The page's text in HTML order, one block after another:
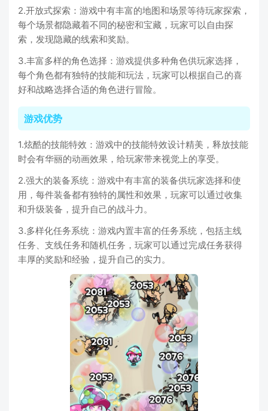
2.开放式探索：游戏中有丰富的地图和场景等待玩家探索，
每个场景都隐藏着不同的秘密和宝藏，玩家可以自由探
索，发现隐藏的线索和奖励。
3.丰富多样的角色选择：游戏提供多种角色供玩家选择，
每个角色都有独特的技能和玩法，玩家可以根据自己的喜
好和战略选择合适的角色进行冒险。
游戏优势
1.炫酷的技能特效：游戏中的技能特效设计精美，释放技能
时会有华丽的动画效果，给玩家带来视觉上的享受。
2.强大的装备系统：游戏中有丰富的装备供玩家选择和使
用，每件装备都有独特的属性和效果，玩家可以通过收集
和升级装备，提升自己的战斗力。
3.多样化任务系统：游戏内置丰富的任务系统，包括主线
任务、支线任务和随机任务，玩家可以通过完成任务获得
丰厚的奖励和经验，提升自己的实力。